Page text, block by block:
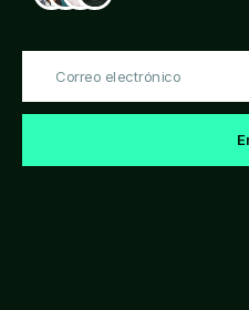
electrónico